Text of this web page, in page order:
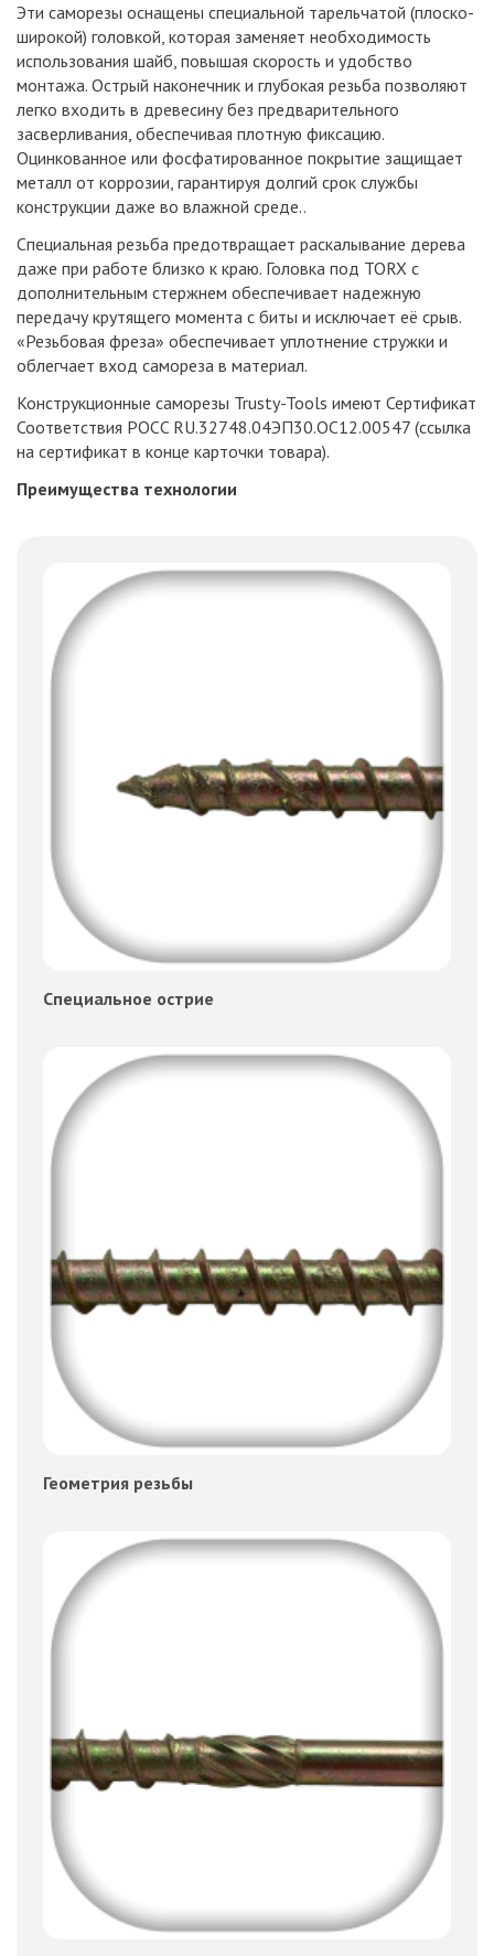
Эти саморезы оснащены специальной тарельчатой (плоско-
широкой) головкой, которая заменяет необходимость
использования шайб, повышая скорость и удобство
монтажа. Острый наконечник и глубокая резьба позволяют
легко входить в древесину без предварительного
засверливания, обеспечивая плотную фиксацию.
Оцинкованное или фосфатированное покрытие защищает
металл от коррозии, гарантируя долгий срок службы
конструкции даже во влажной среде..
Специальная резьба предотвращает раскалывание дерева
даже при работе близко к краю. Головка под TORX с
дополнительным стержнем обеспечивает надежную
передачу крутящего момента с биты и исключает её срыв.
«Резьбовая фреза» обеспечивает уплотнение стружки и
облегчает вход самореза в материал.
Конструкционные саморезы Trusty-Tools имеют Сертификат
Соответствия POCC RU.32748.04ЭП30.ОС12.00547 (ссылка
на сертификат в конце карточки товара).
Преимущества технологии
Специальное острие
Геометрия резьбы